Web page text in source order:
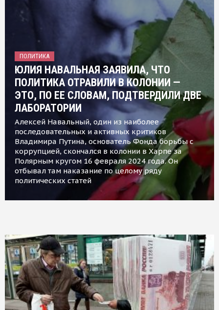
ПОЛИТИКА
ЮЛИЯ НАВАЛЬНАЯ ЗАЯВИЛА, ЧТО
ПОЛИТИКА ОТРАВИЛИ В КОЛОНИИ —
ЭТО, ПО ЕЕ СЛОВАМ, ПОДТВЕРДИЛИ ДВЕ
ЛАБОРАТОРИИ
Алексей Навальный, один из наиболее
последовательных и активных критиков
Владимира Путина, основатель Фонда борьбы с
коррупцией, скончался в колонии в Харпе за
Полярным кругом 16 февраля 2024 года. Он
отбывал там наказание по целому ряду
политических статей